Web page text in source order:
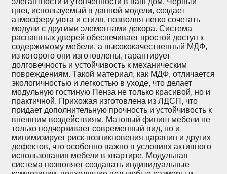
цвет, используемый в данной модели, создает
атмосферу уюта и стиля, позволяя легко сочетать
модули с другими элементами декора. Система
распашных дверей обеспечивает простой доступ к
содержимому мебели, а высококачественный МДФ,
из которого они изготовлены, гарантирует
долговечность и устойчивость к механическим
повреждениям. Такой материал, как МДФ, отличается
экологичностью и легкостью в уходе, что делает
модульную гостиную Пенза не только красивой, но и
практичной. Прихожая изготовлена из ЛДСП, что
придает дополнительную прочность и устойчивость к
внешним воздействиям. Матовый финиш мебели не
только подчеркивает современный вид, но и
минимизирует риск возникновения царапин и других
дефектов, что особенно важно в условиях активного
использования мебели в квартире. Модульная
система позволяет создавать индивидуальные